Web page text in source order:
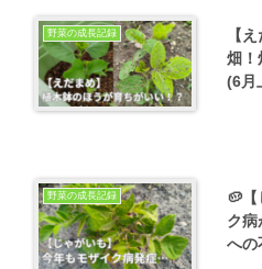
野菜の成長記録
【
畑！
(6月
野菜の成長記録
🥔【
ク
への